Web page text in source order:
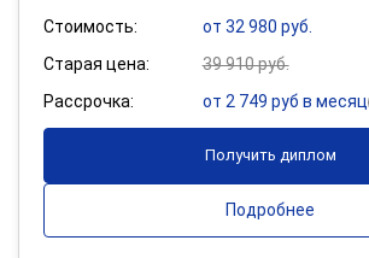
Стоимость:
от 32 980 руб.
Старая цена:
39 910 руб.
Рассрочка:
от 2 749 руб в месяц
Получить диплом
Подробнее